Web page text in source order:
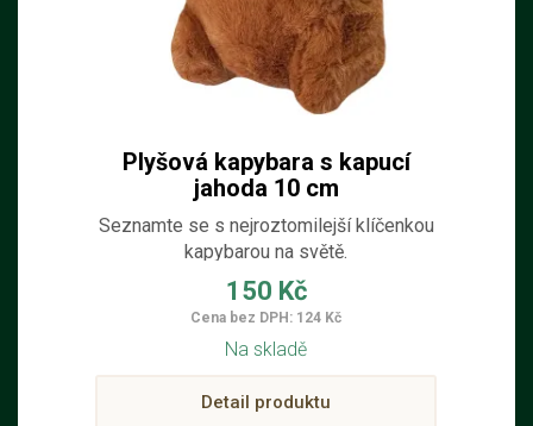
Plyšová kapybara s kapucí
jahoda 10 cm
Seznamte se s nejroztomilejší klíčenkou
kapybarou na světě.
150 Kč
Cena bez DPH: 124 Kč
Na skladě
Detail produktu